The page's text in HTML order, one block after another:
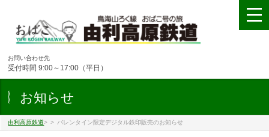
お問い合わせ先
受付時間 9:00～17:00（平日）
お知らせ
由利高原鉄道> > バレンタイン限定デジタル鉄印販売のお知らせ